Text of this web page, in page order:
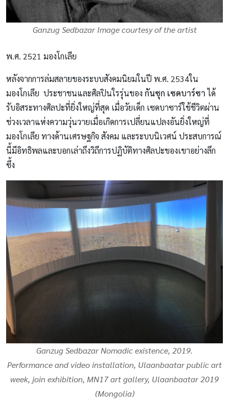
Ganzug Sedbazar Image courtesy of the artist
พ.ศ. 2521 มองโกเลีย
หลังจากการล่มสลายของระบบสังคมนิยมในปี พ.ศ. 2534ใน
มองโกเลีย ประชาชนและศิลปินใรรุ่นของ กันซุก เซดบาร์ซาได้
รับอิสระทางศิลปะที่ยิ่งใหญ่ที่สุด เมื่อวัยเด็ก เซดบาซาร์ใช้ชีวิตผ่าน
ช่วงเวลาแห่งความวุ่นวายเมื่อเกิดการเปลี่ยนแปลงอันยิ่งใหญ่ที่
มองโกเลีย ทางด้านเศรษฐกิจ สังคม และระบบนิเวศน์ ประสบการณ์
นี้มีอิทธิพลและบอกเล่าถึงวิถีการปฏิบัติทางศิลปะของเขาอย่างลึก
ซึ้ง
Ganzug Sedbazar Nomadic existence, 2019.
Performance and video installation, Ulaanbaatar public art
week, join exhibition, MN17 art gallery, Ulaanbaatar 2019
(Mongolia)